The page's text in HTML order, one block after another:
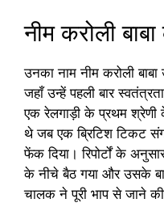
नीम करोली
उनका नाम नीम करोली
जहाँ उन्हें पहली बार
एक रेलगाड़ी के प्रथम श्रेणी
थे जब एक ब्रिटिश टिकट
फेंक दिया। रिपोर्टों के
के नीचे बैठ गया और उसके
चालक ने पूरी भाप से जाने